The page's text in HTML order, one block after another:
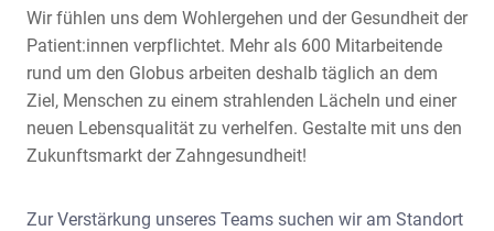
Wir fühlen uns dem Wohlergehen und der Gesundheit der
Patient:innen verpflichtet. Mehr als 600 Mitarbeitende
rund um den Globus arbeiten deshalb täglich an dem
Ziel, Menschen zu einem strahlenden Lächeln und einer
neuen Lebensqualität zu verhelfen. Gestalte mit uns den
Zukunftsmarkt der Zahngesundheit!
Zur Verstärkung unseres Teams suchen wir am Standort